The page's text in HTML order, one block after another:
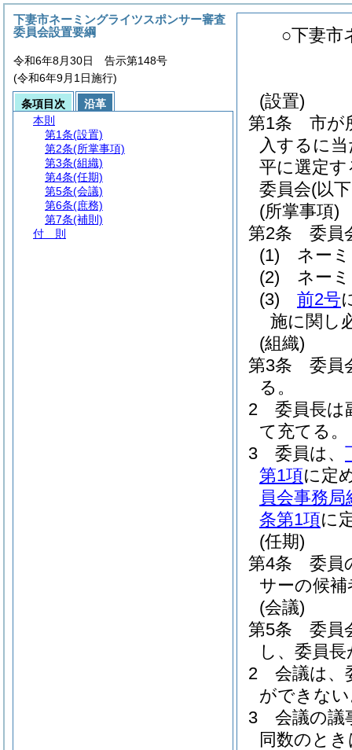
○下妻市
(設置)
第1条
市が
入するに
平に選定
委員会(以
(所掌事項)
第2条
委員
(1)
ネー
(2)
ネー
(3)
前2号
施に関し
(組織)
第3条
委員
る。
2
委員長は
て充てる。
3
委員は、
第1項に定
員会事務局
条第1項に
(任期)
第4条
委員
サーの候
(会議)
第5条
委員
し、委員
2
会議は、
ができな
3
会議の議
同数のと
下妻市ネーミングライツスポンサー審査
委員会設置要綱
令和6年8月30日 告示第148号
(令和6年9月1日施行)
条項目次
沿革
本則
第1条(設置)
第2条(所掌事項)
第3条(組織)
第4条(任期)
第5条(会議)
第6条(庶務)
第7条(補則)
付 則